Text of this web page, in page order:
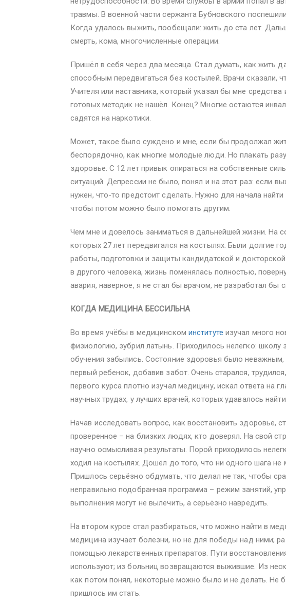
травмы. В военной части сержанта Бубновского
Когда удалось выжить, пообещали: жить до ста лет.
смерть, кома, многочисленные операции.
Пришёл в себя через два месяца. Стал думать, как жить
способным передвигаться без костылей. Врачи сказали,
Учителя или наставника, который указал бы мне
готовых методик не нашёл. Конец? Многие остаются
садятся на наркотики.
Может, такое было суждено и мне, если бы продолжал
беспорядочно, как многие молодые люди. Но плакать
здоровье. С 12 лет привык опираться на собственные
ситуаций. Депрессии не было, понял и на этот раз: если
нужен, что-то предстоит сделать. Нужно для начала
чтобы потом можно было помогать другим.
Чем мне и довелось заниматься в дальнейшей жизни. На
которых 27 лет передвигался на костылях. Были долгие
работы, подготовки и защиты кандидатской и докторской
в другого человека, жизнь поменялась полностью,
авария, наверное, я не стал бы врачом, не разработал бы
КОГДА МЕДИЦИНА БЕССИЛЬНА
Во время учёбы в медицинском институте изучал много
физиологию, зубрил латынь. Приходилось нелегко: школу
обучения забылись. Состояние здоровья было неважным,
первый ребенок, добавив забот. Очень старался,
первого курса плотно изучал медицину, искал ответа на
научных трудах, у лучших врачей, которых удавалось
Начав исследовать вопрос, как восстановить здоровье,
проверенное − на близких людях, кто доверял. На свой
научно осмысливая результаты. Порой приходилось
ходил на костылях. Дошёл до того, что ни одного шага не
Пришлось серьёзно обдумать, что делал не так, чтобы
неправильно подобранная программа – режим занятий,
выполнения могут не вылечить, а серьёзно навредить.
На втором курсе стал разбираться, что можно найти в
медицина изучает болезни, но не для победы над ними;
помощью лекарственных препаратов. Пути
используют; из больниц возвращаются выжившие. Из
как потом понял, некоторые можно было и не делать. Не
пришлось им стать.